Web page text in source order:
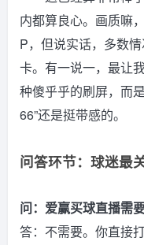
内都算良心。画质嘛
P，但说实话，多数
卡。有一说一，最让
种傻乎乎的刷屏，而
66”还是挺带感的。
问答环节：球迷最
问：爱赢买球直播需
答：不需要。你直接